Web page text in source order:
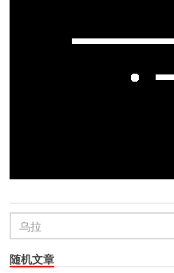
随机文章